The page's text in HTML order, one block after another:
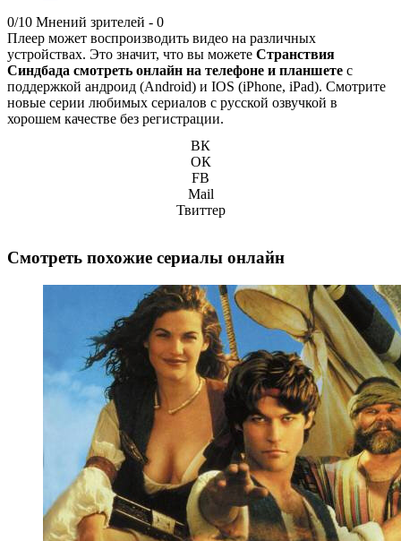
0/10 Мнений зрителей - 0
Плеер может воспроизводить видео на различных
устройствах. Это значит, что вы можете Странствия
Синдбада смотреть онлайн на телефоне и планшете с
поддержкой андроид (Android) и IOS (iPhone, iPad). Смотрите
новые серии любимых сериалов с русской озвучкой в
хорошем качестве без регистрации.
ВК
ОК
FB
Mail
Твиттер
Смотреть похожие сериалы онлайн